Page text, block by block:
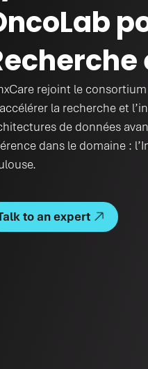
rejoint le
la recherche et
de données
dans le domaine :
to an expert